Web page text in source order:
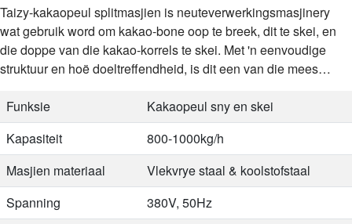
Taizy-kakaopeul splitmasjien is neuteverwerkingsmasjinery
wat gebruik word om kakao-bone oop te breek, dit te skei, en
die doppe van die kakao-korrels te skei. Met 'n eenvoudige
struktuur en hoë doeltreffendheid, is dit een van die mees
Funksie
Kakaopeul sny en skei
Kapasiteit
800-1000kg/h
Masjien materiaal
Vlekvrye staal & koolstofstaal
Spanning
380V, 50Hz